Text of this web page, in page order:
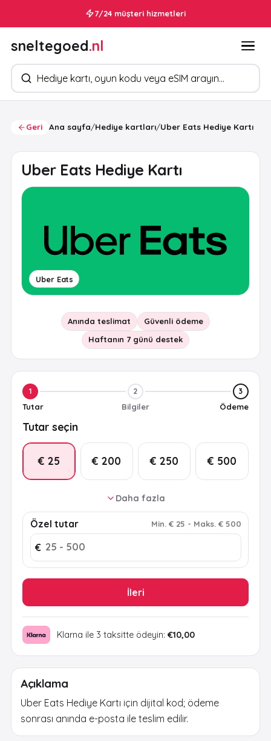
7/24 müşteri hizmetleri
sneltegoed.nl
Ürün arayın
Geri Ana sayfa/Hediye kartları/Uber Eats Hediye Kartı
Uber Eats Hediye Kartı
Uber Eats
Anında teslimat
Güvenli ödeme
Haftanın 7 günü destek
1
Tutar
2
Bilgiler
3
Ödeme
Tutar seçin
€ 25 € 200 € 250 € 500
€ 75 € 100
Daha fazla
Özel tutar Min. € 25 - Maks. € 500
€
İleri
Klarna ile 3 taksitte ödeyin: €10,00
Açıklama
Uber Eats Hediye Kartı için dijital kod; ödeme
sonrası anında e-posta ile teslim edilir.